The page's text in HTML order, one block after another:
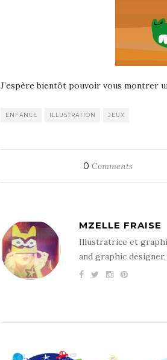
J’espère bientôt pouvoir vous montrer
ENFANCE ILLUSTRATION JEUX
0 Comments
MZELLE FRAISE
Illustratrice et
and graphic